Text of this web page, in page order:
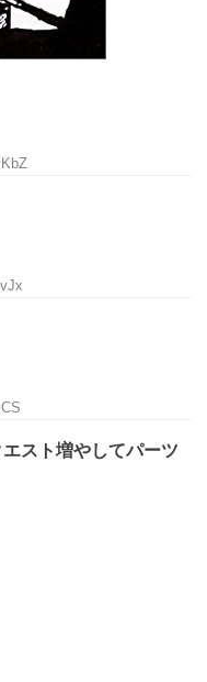
スト増やしてパーツ